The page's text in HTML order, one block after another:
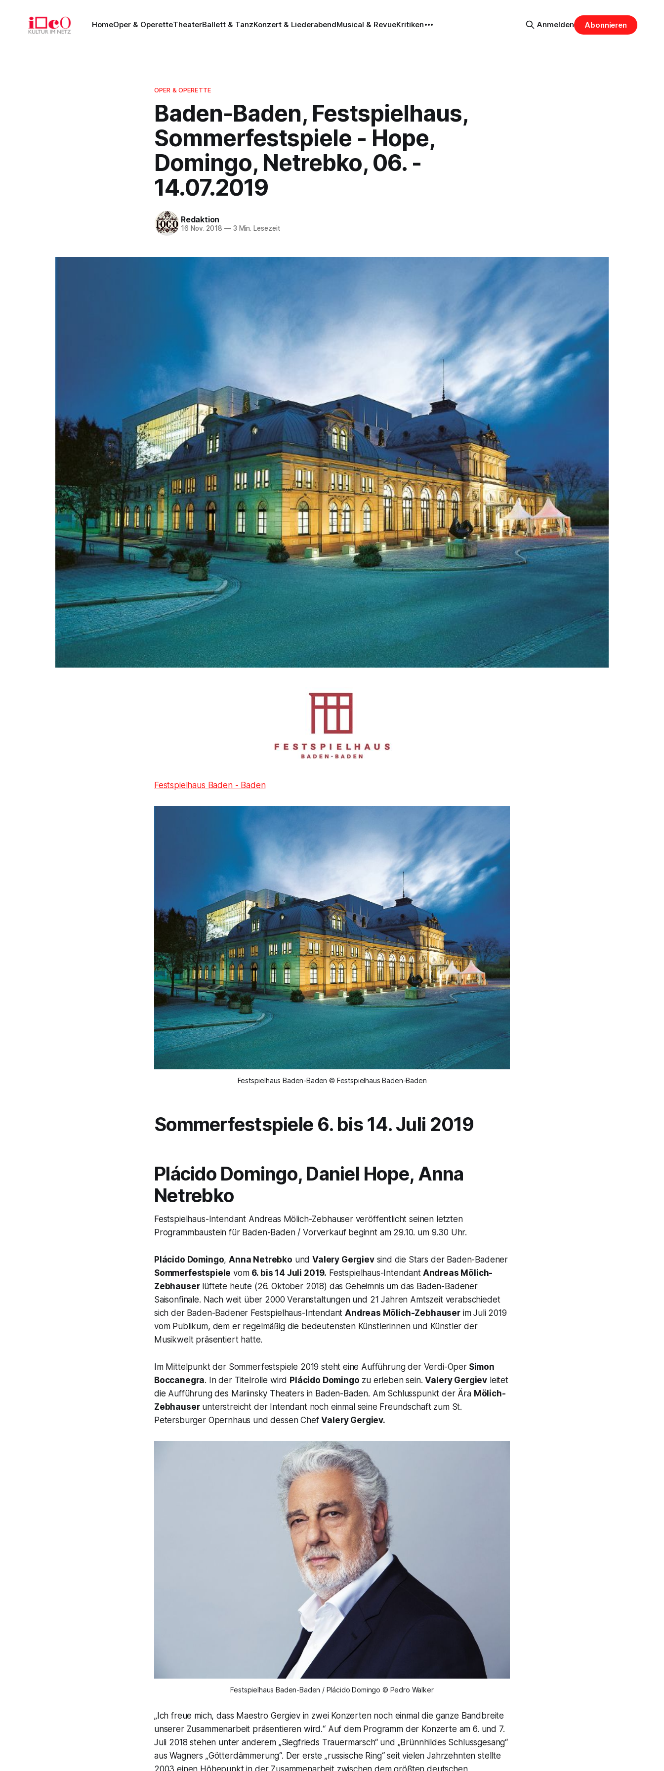
HomeOper & OperetteTheaterBallett & TanzKonzert & LiederabendMusical & RevueKritiken Anmelden Abonnieren
OPER & OPERETTE
Baden-Baden, Festspielhaus,
Sommerfestspiele - Hope,
Domingo, Netrebko, 06. -
14.07.2019
Redaktion
16 Nov. 2018 —3 Min. Lesezeit
Festspielhaus Baden - Baden
Festspielhaus Baden-Baden © Festspielhaus Baden-Baden
Sommerfestspiele 6. bis 14. Juli 2019
Plácido Domingo, Daniel Hope, Anna
Netrebko
Festspielhaus-Intendant Andreas Mölich-Zebhauser veröffentlicht seinen letzten
Programmbaustein für Baden-Baden / Vorverkauf beginnt am 29.10. um 9.30 Uhr.
Plácido Domingo,Anna Netrebko undValery Gergievsind die Stars der Baden-Badener
Sommerfestspiele vom 6. bis 14 Juli 2019. Festspielhaus-IntendantAndreas Mölich-
Zebhauserlüftete heute (26. Oktober 2018) das Geheimnis um das Baden-Badener
Saisonfinale. Nach weit über 2000 Veranstaltungen und 21 Jahren Amtszeit verabschiedet
sich der Baden-Badener Festspielhaus-IntendantAndreas Mölich-Zebhauserim Juli 2019
vom Publikum, dem er regelmäßig die bedeutensten Künstlerinnen und Künstler der
Musikwelt präsentiert hatte.
Im Mittelpunkt der Sommerfestspiele 2019 steht eine Aufführung der Verdi-OperSimon
Boccanegra. In der Titelrolle wird Plácido Domingo zu erleben sein.Valery Gergiev leitet
die Aufführung des Mariinsky Theaters in Baden-Baden. Am Schlusspunkt der Ära Mölich-
Zebhauserunterstreicht der Intendant noch einmal seine Freundschaft zum St.
Petersburger Opernhaus und dessen ChefValery Gergiev.
Festspielhaus Baden-Baden / Plácido Domingo © Pedro Walker
„Ich freue mich, dass Maestro Gergiev in zwei Konzerten noch einmal die ganze Bandbreite
unserer Zusammenarbeit präsentieren wird.“Auf dem Programm der Konzerte am 6. und 7.
Juli 2018 stehen unter anderem „Siegfrieds Trauermarsch“und „Brünnhildes Schlussgesang“
aus Wagners „Götterdämmerung“. Der erste „russische Ring“ seit vielen Jahrzehnten stellte
2003 einen Höhepunkt in der Zusammenarbeit zwischen dem größten deutschen